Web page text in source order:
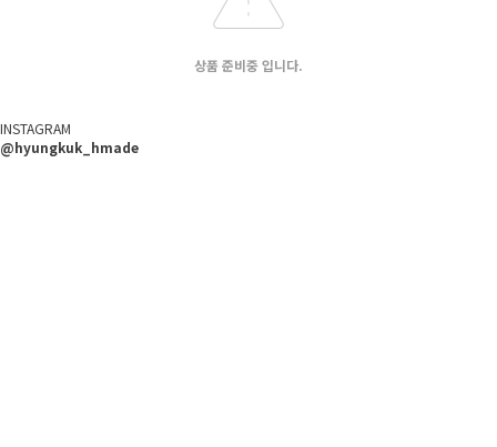
상품 준비중 입니다.
INSTAGRAM
@hyungkuk_hmade